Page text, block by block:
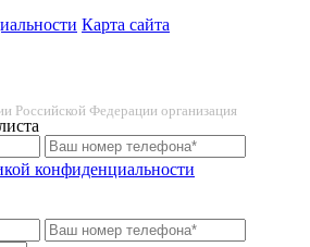
Карта сайта
Российской Федерации организация
конфиденциальности